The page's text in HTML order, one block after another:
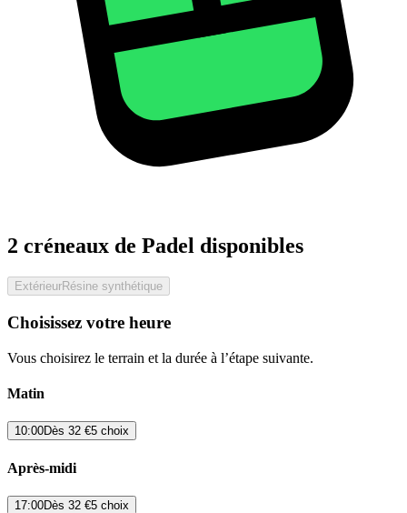
2 créneaux de Padel disponibles
ExtérieurRésine synthétique
Choisissez votre heure
Vous choisirez le terrain et la durée à l’étape suivante.
Matin
10:00Dès 32 €5 choix
Après-midi
17:00Dès 32 €5 choix